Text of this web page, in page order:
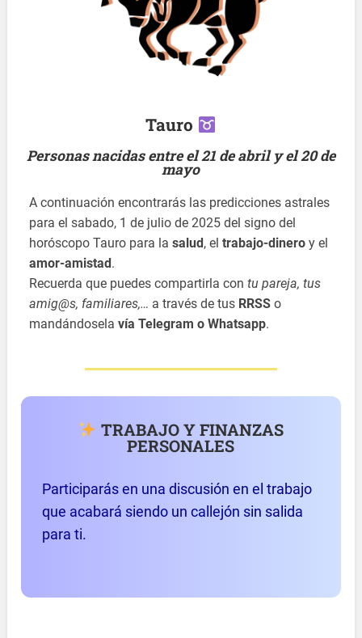
Tauro
Personas nacidas entre el 21 de abril y el 20 de
mayo
A continuación encontrarás las predicciones astrales
para el sabado, 1 de julio de 2025 del signo del
horóscopo Tauro para lasalud , eltrabajo-dinero y el
amor-amistad .
Recuerda que puedes compartirla contu pareja, tus
amig@s, familiares,… a través de tus RRSS o
mandándoselavía Telegram o Whatsapp.
TRABAJO Y FINANZAS
PERSONALES
Participarás en una discusión en el trabajo
que acabará siendo un callejón sin salida
para ti.